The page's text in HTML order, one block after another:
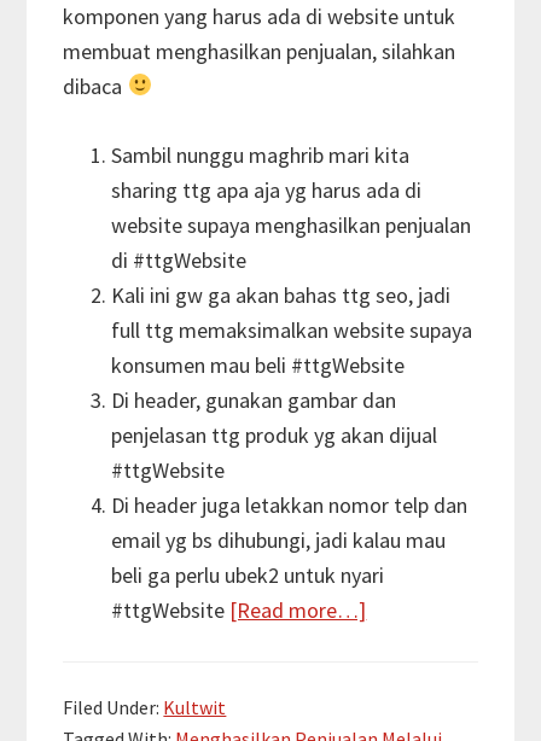
komponen yang harus ada di website untuk
membuat menghasilkan penjualan, silahkan
dibaca
Sambil nunggu maghrib mari kita
sharing ttg apa aja yg harus ada di
website supaya menghasilkan penjualan
di #ttgWebsite
Kali ini gw ga akan bahas ttg seo, jadi
full ttg memaksimalkan website supaya
konsumen mau beli #ttgWebsite
Di header, gunakan gambar dan
penjelasan ttg produk yg akan dijual
#ttgWebsite
Di header juga letakkan nomor telp dan
email yg bs dihubungi, jadi kalau mau
beli ga perlu ubek2 untuk nyari
#ttgWebsite [Read more…]
Filed Under: Kultwit